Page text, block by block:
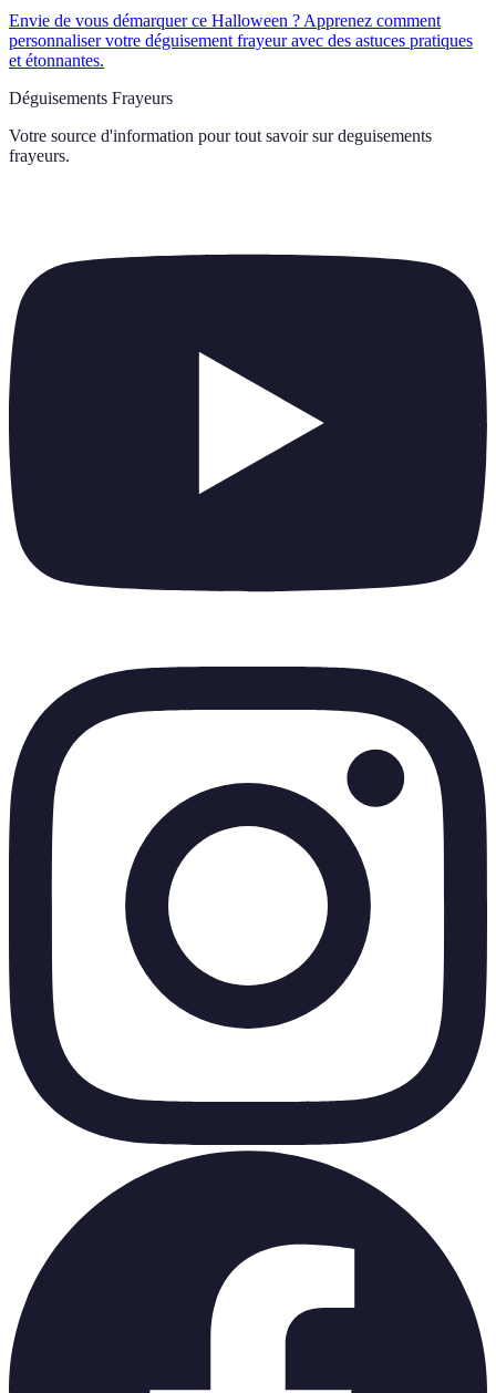
Envie de vous démarquer ce Halloween ? Apprenez comment
personnaliser votre déguisement frayeur avec des astuces pratiques
et étonnantes.
Déguisements Frayeurs
Votre source d'information pour tout savoir sur deguisements
frayeurs.